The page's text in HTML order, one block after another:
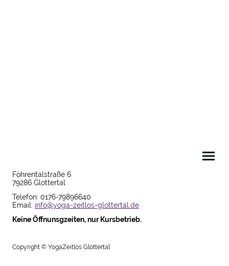
Föhrentalstraße 6
79286 Glottertal
Telefon: 0176-79896640
Email: info@yoga-zeitlos-glottertal.de
Keine Öffnunsgzeiten, nur Kursbetrieb.
Copyright © YogaZeitlos Glottertal